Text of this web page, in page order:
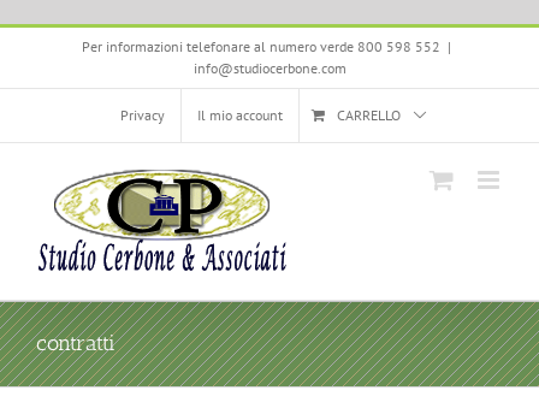
Salta
Per informazioni telefonare al numero verde 800 598 552 |
info@studiocerbone.com
Privacy Il mio account CARRELLO
contratti